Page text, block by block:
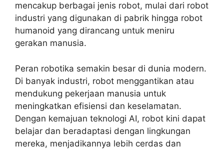
mencakup berbagai jenis robot, mulai dari robot
industri yang digunakan di pabrik hingga robot
humanoid yang dirancang untuk meniru
gerakan manusia.
Peran robotika semakin besar di dunia modern.
Di banyak industri, robot menggantikan atau
mendukung pekerjaan manusia untuk
meningkatkan efisiensi dan keselamatan.
Dengan kemajuan teknologi AI, robot kini dapat
belajar dan beradaptasi dengan lingkungan
mereka, menjadikannya lebih cerdas dan